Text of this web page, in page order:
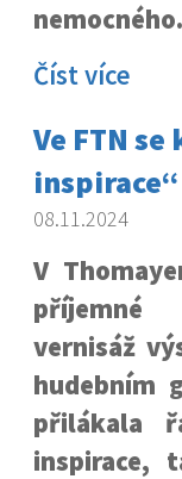
nemocného.
Číst více
Ve FTN
inspirace“
08.11.2024
V
příjemné
vernisáž
hudebním
přilákala
inspirace,